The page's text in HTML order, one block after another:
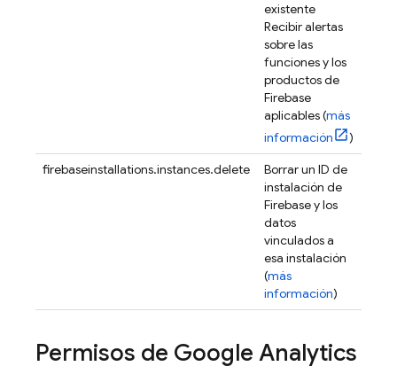
existente
Recibir alertas
sobre las
funciones y los
productos de
Firebase
aplicables (más
información
)
firebaseinstallations.instances.delete
Borrar un ID de
instalación de
Firebase y los
datos
vinculados a
esa instalación
(más
información)
Permisos de Google Analytics